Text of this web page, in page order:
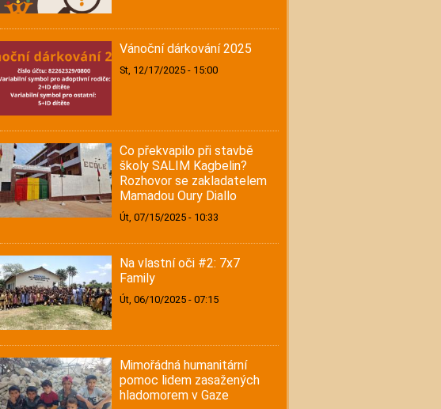
Vánoční dárkování 2025
St, 12/17/2025 - 15:00
Co překvapilo při stavbě
školy SALIM Kagbelin?
Rozhovor se zakladatelem
Mamadou Oury Diallo
Út, 07/15/2025 - 10:33
Na vlastní oči #2: 7x7
Family
Út, 06/10/2025 - 07:15
Mimořádná humanitární
pomoc lidem zasažených
hladomorem v Gaze